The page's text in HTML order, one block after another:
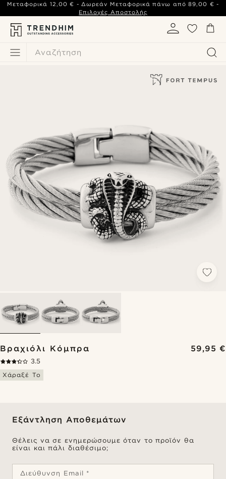
Αναζήτηση
Μεταφορικά 12,00 € - Δωρεάν Μεταφορικά πάνω από 89,00 € -
Επιλογές Αποστολής
Βραχιόλι Κόμπρα 59,95 €
3.5
Χάραξέ Το
Εξάντληση Αποθεμάτων
Θέλεις να σε ενημερώσουμε όταν το προϊόν θα
είναι και πάλι διαθέσιμο;
Διεύθυνση Email *